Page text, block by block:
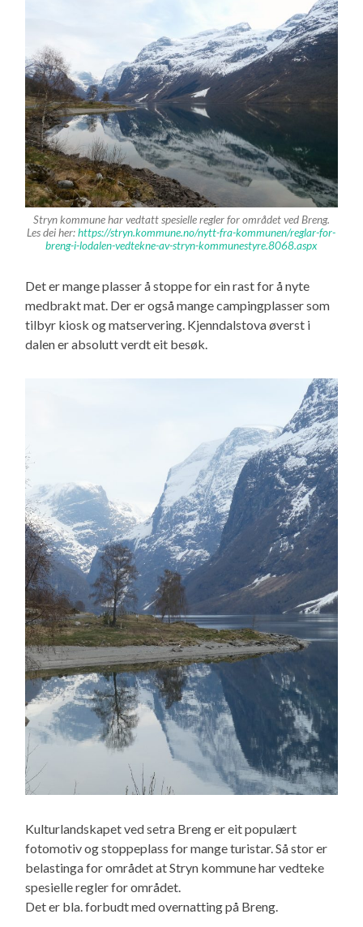
Stryn kommune har vedtatt spesielle regler for området ved Breng.
Les dei her:https://stryn.kommune.no/nytt-fra-kommunen/reglar-for-
breng-i-lodalen-vedtekne-av-stryn-kommunestyre.8068.aspx
Det er mange plasser å stoppe for ein rast for å nyte
medbrakt mat. Der er også mange campingplasser som
tilbyr kiosk og matservering. Kjenndalstova øverst i
dalen er absolutt verdt eit besøk.
Kulturlandskapet ved setra Breng er eit populært
fotomotiv og stoppeplass for mange turistar. Så stor er
belastinga for området at Stryn kommune har vedteke
spesielle regler for området.
Det er bla. forbudt med overnatting på Breng.